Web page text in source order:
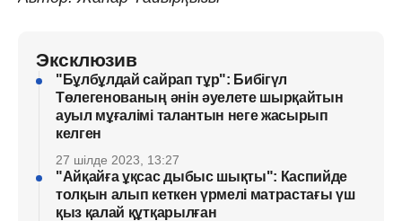
Эксклюзив
"Бұлбұлдай сайрап тұр": Бибігүл
Төлегенованың әнін әуелете шырқайтын
ауыл мұғалімі талантын неге жасырып
келген
27 шілде 2023, 13:27
"Айқайға ұқсас дыбыс шықты": Каспийде
толқын алып кеткен үрмелі матрастағы үш
қыз қалай құтқарылған